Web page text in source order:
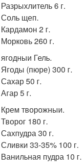
Разрыхлитель 6 г.
Соль щеп.
Кардамон 2 г.
Морковь 260 г.
ягодныи Гель.
Ягоды (пюре) 300 г.
Сахар 50 г.
Агар 5 г.
Крем творожныи.
Творог 180 г.
Сахпудра 30 г.
Сливки 33-35% 100 г.
Ванильная пудра 10 г.